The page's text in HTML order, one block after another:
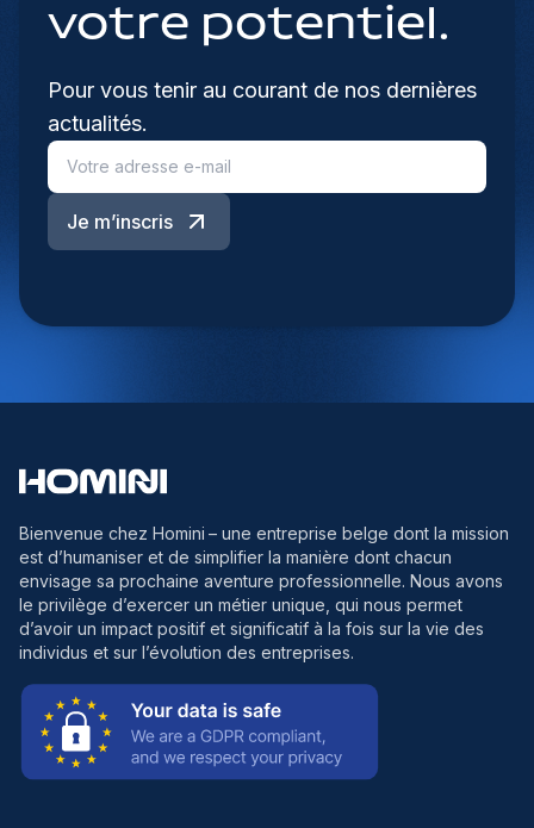
votre potentiel.
Pour vous tenir au courant de nos dernières
actualités.
Je m’inscris
Bienvenue chez Homini – une entreprise belge dont la mission
est d’humaniser et de simplifier la manière dont chacun
envisage sa prochaine aventure professionnelle. Nous avons
le privilège d’exercer un métier unique, qui nous permet
d’avoir un impact positif et significatif à la fois sur la vie des
individus et sur l’évolution des entreprises.